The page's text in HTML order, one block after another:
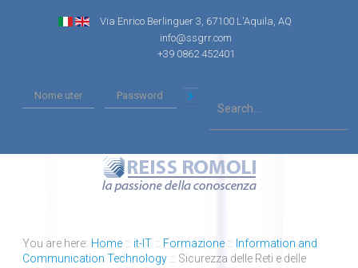
Via Enrico Berlinguer 3, 67100 L'Aquila, AQ
info@ssgrr.com
+39 0862 452401
You are here: Home :: it-IT :: Formazione :: Information and
Communication Technology :: Sicurezza delle Reti e delle